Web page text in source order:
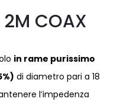
COAX
in rame purissimo
di diametro pari a 18
l’impedenza